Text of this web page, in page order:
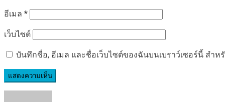
อีเมล *
เว็บไซต์
บันทึกชื่อ, อีเมล และชื่อเว็บไซต์ของฉันบนเบราว์เซอร์นี้ สำห